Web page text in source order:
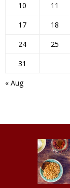
« Aug
10
11
17
18
24
25
31